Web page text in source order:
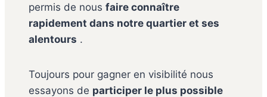
permis de nous faire connaître
rapidement dans notre quartier et ses
alentours .
Toujours pour gagner en visibilité nous
essayons de participer le plus possible